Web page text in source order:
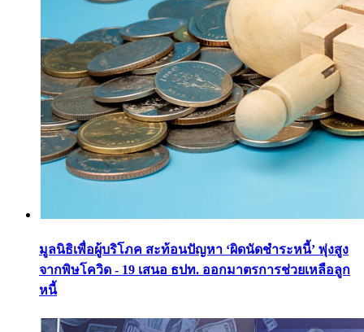
มูลนิธิเพื่อผู้บริโภค สะท้อนปัญหา ‘ผิดนัดชำระหนี้’ พุ่งสูง
จากพิษโควิด - 19 เสนอ ธปท. ออกมาตรการช่วยเหลือลูก
หนี้